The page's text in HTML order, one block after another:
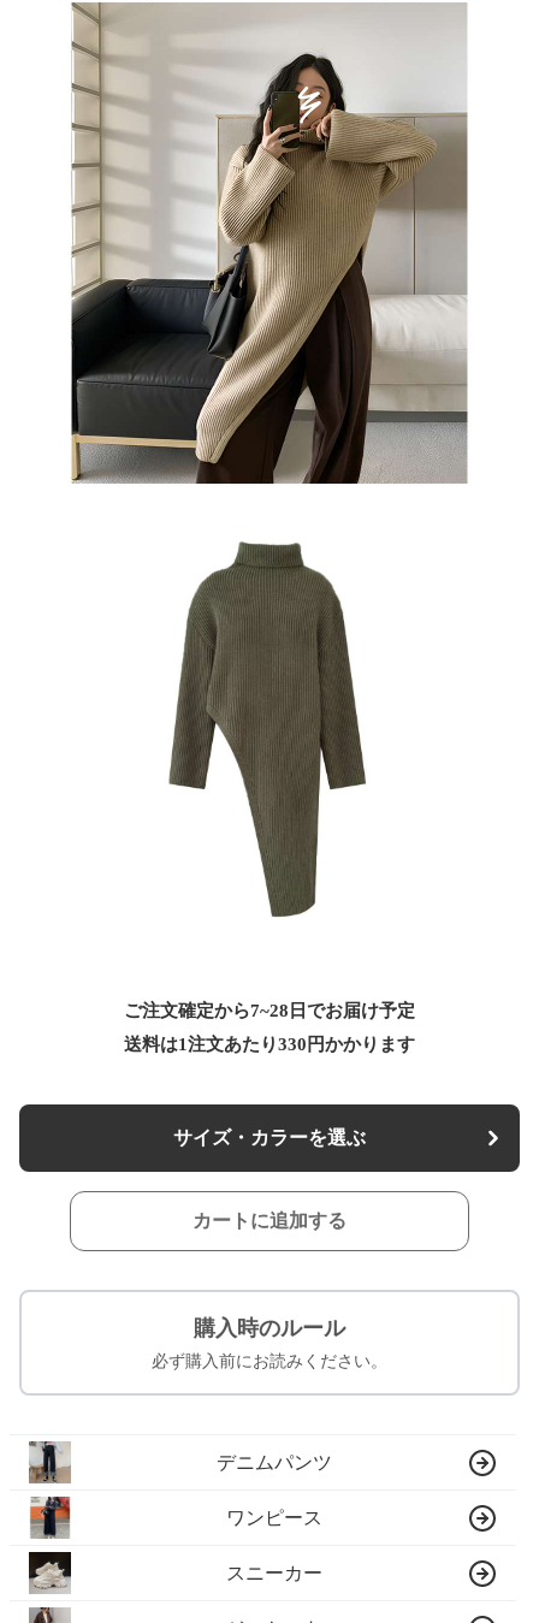
ご注文確定から7~28日でお届け予定
送料は1注文あたり330 円かかります
サイズ・カラーを選ぶ
カートに追加する
購入時のルール
必ず購入前にお読みください。
デニムパンツ
ワンピース
スニーカー